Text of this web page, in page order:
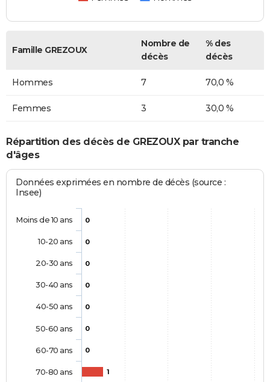
Famille GREZOUX
Nombre de
décès
% des
décès
Hommes 7 70,0 %
Femmes 3 30,0 %
Répartition des décès de GREZOUX par tranche
d'âges
Données exprimées en nombre de décès (source :
Insee)
0
0
0
0
0
0
0
1
Moins de 10 ans
10-20 ans
20-30 ans
30-40 ans
40-50 ans
50-60 ans
60-70 ans
70-80 ans